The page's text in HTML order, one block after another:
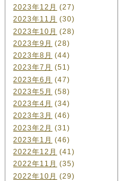
2023年12月 (27)
2023年11月 (30)
2023年10月 (28)
2023年9月 (28)
2023年8月 (44)
2023年7月 (51)
2023年6月 (47)
2023年5月 (58)
2023年4月 (34)
2023年3月 (46)
2023年2月 (31)
2023年1月 (46)
2022年12月 (41)
2022年11月 (35)
2022年10月 (29)